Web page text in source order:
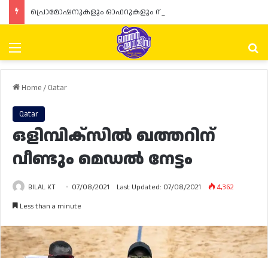
Menu
Home/ Qatar
Qatar
ഒളിമ്പിക്സിൽ ഖത്തറിന്
വീണ്ടും മെഡൽ നേട്ടം
BILAL KT 07/08/2021 Last Updated: 07/08/2021
4,362
Less than a minute